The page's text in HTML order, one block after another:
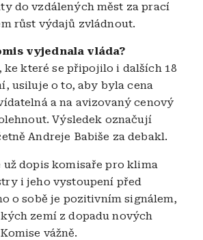
do vzdálených měst za prací
růst výdajů zvládnout.
vyjednala vláda?
ke které se připojilo i dalších 18
usiluje o to, aby byla cena
a na avizovaný cenový
Výsledek označují
Andreje Babiše za debakl.
už dopis komisaře pro klima
i jeho vystoupení před
o sobě je pozitivním signálem,
zemí z dopadu nových
vážně.